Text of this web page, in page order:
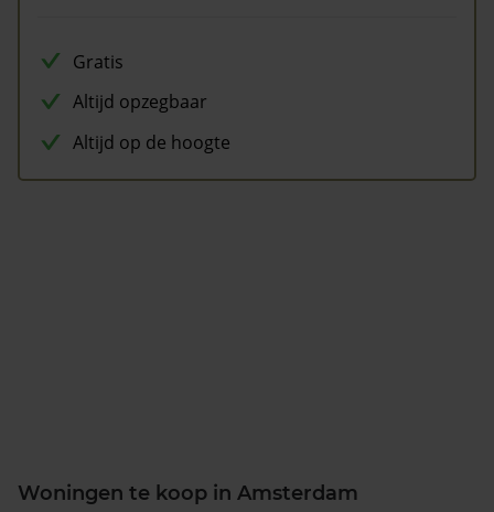
Gratis
Altijd opzegbaar
Altijd op de hoogte
Woningen te koop in Amsterdam